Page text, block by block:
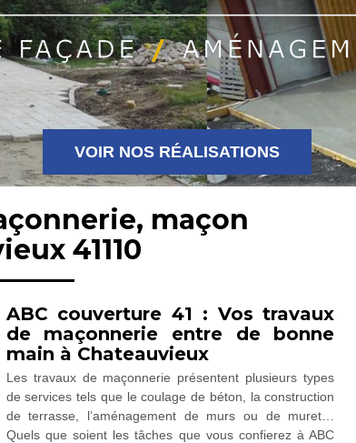
VOIR NOS RÉALISATIONS
maçon
41110
ABC couverture 41 : Vos travaux
de maçonnerie entre de bonne
main à Chateauvieux
Les travaux de maçonnerie présentent plusieurs types
de services tels que le coulage de béton, la construction
de terrasse, l’aménagement de murs ou de muret…
Quels que soient les tâches que vous confierez à ABC